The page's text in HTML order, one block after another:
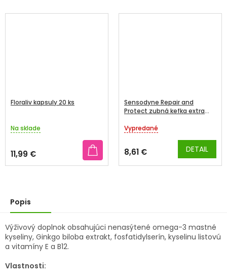
Floraliv kapsuly 20 ks
Priemerné
produktu
je
4,0
hviezdičiek.
Na sklade
11,99 €
Sensodyne Repair and
Protect zubná kefka extra
Priemerné
produktu
je
5,0
Vypredané
8,61 € DETAIL
Popis
Výživový doplnok obsahujúci nenasýtené omega-3 mastné
kyseliny, Ginkgo biloba extrakt, fosfatidylserín, kyselinu listovú
a vitamíny E a B12.
Vlastnosti: